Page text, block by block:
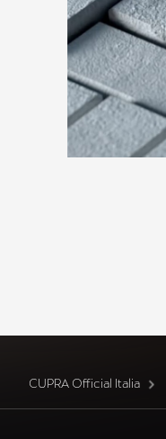
CUPRA Official Italia